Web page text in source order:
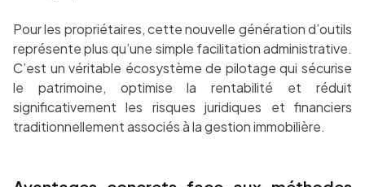
Pour les propriétaires, cette nouvelle génération d’outils
représente plus qu’une simple facilitation administrative.
C’est un véritable écosystème de pilotage qui sécurise
le patrimoine, optimise la rentabilité et réduit
significativement les risques juridiques et financiers
traditionnellement associés à la gestion immobilière.